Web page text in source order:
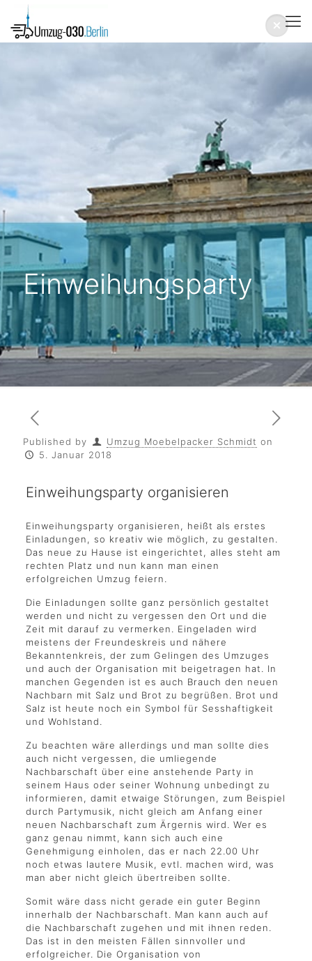
Einweihungsparty
Published by Umzug Moebelpacker Schmidt on
5. Januar 2018
Einweihungsparty organisieren
Einweihungsparty organisieren, heißt als erstes
Einladungen, so kreativ wie möglich, zu gestalten.
Das neue zu Hause ist eingerichtet, alles steht am
rechten Platz und nun kann man einen
erfolgreichen Umzug feiern.
Die Einladungen sollte ganz persönlich gestaltet
werden und nicht zu vergessen den Ort und die
Zeit mit darauf zu vermerken. Eingeladen wird
meistens der Freundeskreis und nähere
Bekanntenkreis, der zum Gelingen des Umzuges
und auch der Organisation mit beigetragen hat. In
manchen Gegenden ist es auch Brauch den neuen
Nachbarn mit Salz und Brot zu begrüßen. Brot und
Salz ist heute noch ein Symbol für Sesshaftigkeit
und Wohlstand.
Zu beachten wäre allerdings und man sollte dies
auch nicht vergessen, die umliegende
Nachbarschaft über eine anstehende Party in
seinem Haus oder seiner Wohnung unbedingt zu
informieren, damit etwaige Störungen, zum Beispiel
durch Partymusik, nicht gleich am Anfang einer
neuen Nachbarschaft zum Ärgernis wird. Wer es
ganz genau nimmt, kann sich auch eine
Genehmigung einholen, das er nach 22.00 Uhr
noch etwas lautere Musik, evtl. machen wird, was
man aber nicht gleich übertreiben sollte.
Somit wäre dass nicht gerade ein guter Beginn
innerhalb der Nachbarschaft. Man kann auch auf
die Nachbarschaft zugehen und mit ihnen reden.
Das ist in den meisten Fällen sinnvoller und
erfolgreicher. Die Organisation von